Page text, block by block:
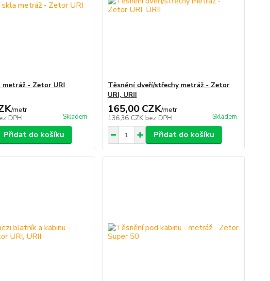
- Zetor URI
/metr
DPH Skladem
Přidat do košíku
Těsnění dveří/střechy metráž - Zetor
URI, URII
165,00 CZK/metr
136,36 CZK bez DPH Skladem
Přidat do košíku